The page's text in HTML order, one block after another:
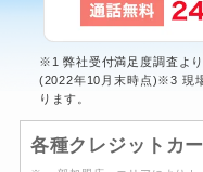
※1 弊社受付満足度調査よ
(2022年10月末時点)※3 現
ります。
各種クレジットカ